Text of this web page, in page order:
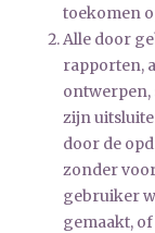
toekomen
Alle door
rapporten,
ontwerpen,
zijn
door de
zonder
gebruiker
gemaakt,